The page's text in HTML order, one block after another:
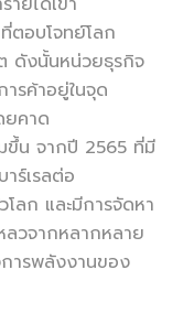
ตอบโจทย์โลก
ดังนั้นหน่วยธุรกิจ
ารค้าอยู่ในจุด
ยคาด
ขึ้น จากปี 2565 ที่มี
ร์เรลต่อ
ลก และมีการจัดหา
ลวจากหลากหลาย
ารพลังงานของ